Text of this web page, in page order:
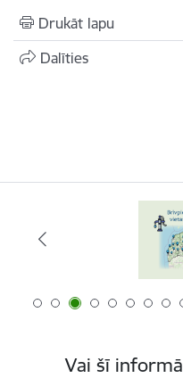
Drukāt lapu
Dalīties
Vai šī